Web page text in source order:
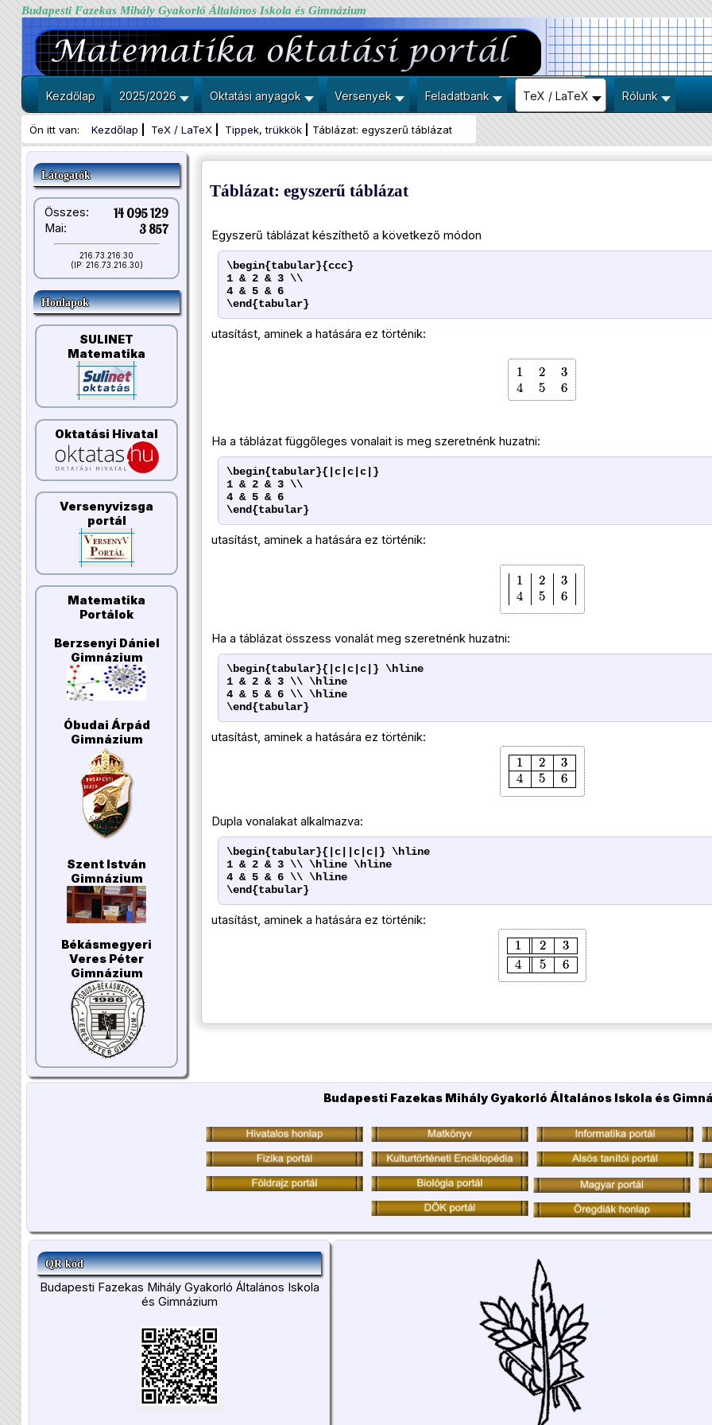
Budapesti Fazekas Mihály Gyakorló Általános Iskola és Gimnázium
Kezdőlap 2025/2026 Oktatási anyagok Versenyek Feladatbank TeX / LaTeX Rólunk
Ön itt van: Kezdőlap TeX / LaTeX Tippek, trükkök Táblázat: egyszerű táblázat
Látogatók
Összes: 14 095 129
Mai: 3 857
216.73.216.30
(IP: 216.73.216.30)
Honlapok
SULINET
Matematika
Oktatási Hivatal
Versenyvizsga
portál
Matematika
Portálok
Berzsenyi Dániel
Gimnázium
Óbudai Árpád
Gimnázium
Szent István
Gimnázium
Békásmegyeri
Veres Péter
Gimnázium
Táblázat: egyszerű táblázat
Egyszerű táblázat készíthető a következő módon
\begin{tabular}{ccc}
1 & 2 & 3 \\
4 & 5 & 6
\end{tabular}
utasítást, aminek a hatására ez történik:
Ha a táblázat függőleges vonalait is meg szeretnénk huzatni:
\begin{tabular}{|c|c|c|}
1 & 2 & 3 \\
4 & 5 & 6
\end{tabular}
utasítást, aminek a hatására ez történik:
Ha a táblázat összess vonalát meg szeretnénk huzatni:
\begin{tabular}{|c|c|c|} \hline
1 & 2 & 3 \\ \hline
4 & 5 & 6 \\ \hline
\end{tabular}
utasítást, aminek a hatására ez történik:
Dupla vonalakat alkalmazva:
\begin{tabular}{|c||c|c|} \hline
1 & 2 & 3 \\ \hline \hline
4 & 5 & 6 \\ \hline
\end{tabular}
utasítást, aminek a hatására ez történik:
Budapesti Fazekas Mihály Gyakorló Általános Iskola és
QR kód
Budapesti Fazekas Mihály Gyakorló Általános Iskola
és Gimnázium